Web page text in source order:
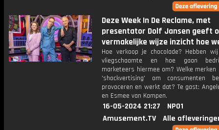
Deze Week In De Reclame, met
presentator Dolf Jansen geeft
vermakelijke wijze inzicht hoe
Hoe verkoop je chocolade? Hebben
vliegschaamte en hoe gaan
marketeers hiermee om? Welke merken
'shockvertising' om consumenten
provoceren en werkt dat? Te gast:
en Esmee van Kampen.
16-05-2024 21:27
NPO1
Amusement.TV
Alle